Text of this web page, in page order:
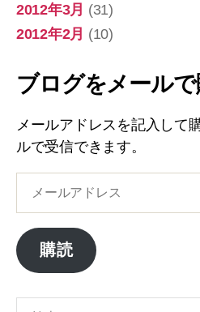
2012年3月 (31)
2012年2月 (10)
ブログをメール
メールアドレスを記入して
ルで受信できます。
ア
ド
ス
購読